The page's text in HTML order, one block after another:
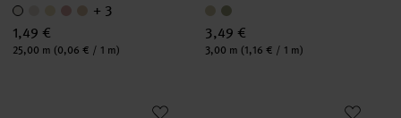
+ 3
1,49 €
Inhalt:
25,00 m (0,06 € / 1 m)
3,49 €
Inhalt:
3,00 m (1,16 € / 1 m)
Paper Poetry Webband mit Naht Schwarz/WeißPaper Poetry Webband Duo